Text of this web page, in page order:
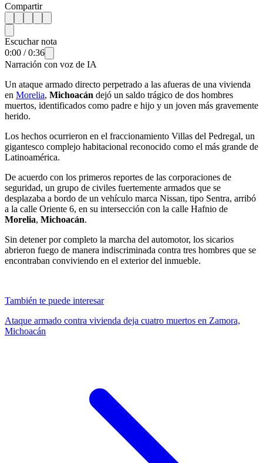
Compartir
Escuchar nota
0:00 /0:36
Narración con voz de IA
Un ataque armado directo perpetrado a las afueras de una vivienda
en Morelia, Michoacán dejó un saldo trágico de dos hombres
muertos, identificados como padre e hijo y un joven más gravemente
herido.
Los hechos ocurrieron en el fraccionamiento Villas del Pedregal, un
gigantesco complejo habitacional reconocido como el más grande de
Latinoamérica.
De acuerdo con los primeros reportes de las corporaciones de
seguridad, un grupo de civiles fuertemente armados que se
desplazaba a bordo de un vehículo marca Nissan, tipo Sentra, arribó
a la calle Oriente 6, en su intersección con la calle Hafnio de
Morelia, Michoacán.
Sin detener por completo la marcha del automotor, los sicarios
abrieron fuego de manera indiscriminada contra tres hombres que se
encontraban conviviendo en el exterior del inmueble.
También te puede interesar
Ataque armado contra vivienda deja cuatro muertos en Zamora,
Michoacán